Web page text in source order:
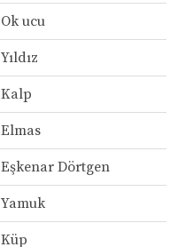
Ok ucu
Yıldız
Kalp
Elmas
Eşkenar Dörtgen
Yamuk
Küp